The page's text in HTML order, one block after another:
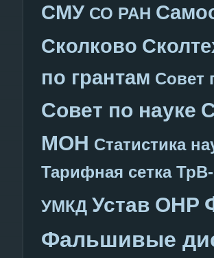
СМУ СО РАН
Сколково
по грантам Совет
Совет по науке
МОН Статистика
Тарифная сетка
УМКД Устав ОНР
Фальшивые